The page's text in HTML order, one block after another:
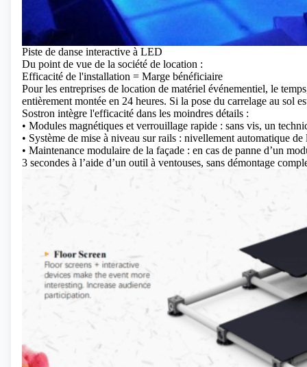
Piste de danse interactive à LED
Du point de vue de la société de location :
Efficacité de l'installation = Marge bénéficiaire
Pour les entreprises de location de matériel événementiel, le
entièrement montée en 24 heures. Si la pose du carrelage au sol
Sostron intègre l'efficacité dans les moindres détails :
• Modules magnétiques et verrouillage rapide : sans vis, un
• Système de mise à niveau sur rails : nivellement automatique
• Maintenance modulaire de la façade : en cas de panne d’un
3 secondes à l’aide d’un outil à ventouses, sans démontage